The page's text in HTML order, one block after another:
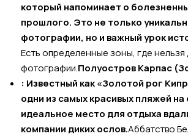
который напоминает о
прошлого. Это не только
фотографии, но и важный урок
Есть определенные зоны, где нельзя
фотографии.Полуостров Карпас
: Известный как «Золотой рог
одни из самых красивых пляжей
идеальное место для отдыха
компании диких ослов.Аббатство